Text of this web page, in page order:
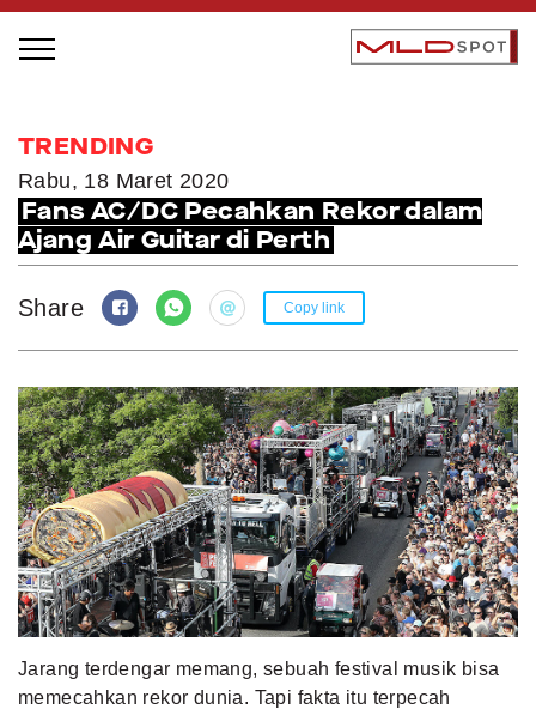
LOCAL GREATNESS
INSPIRING PEOPLE
INSPIRING PRODUCTS
INSPIRING PLACES
INSPIRING COMMUNITIES
TRENDING
EVENTS
MLDPODCAST
VIDEOS
MLDPOINTS
TRENDING
Rabu, 18 Maret 2020
Fans AC/DC Pecahkan Rekor dalam
Ajang Air Guitar di Perth
Share Copy link
Jarang terdengar memang, sebuah festival musik bisa
memecahkan rekor dunia. Tapi fakta itu terpecah